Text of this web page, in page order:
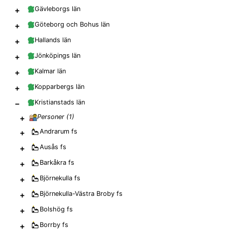
+ Gävleborgs län
+ Göteborg och Bohus län
+ Hallands län
+ Jönköpings län
+ Kalmar län
+ Kopparbergs län
− Kristianstads län
+ Personer (1)
+ Andrarum fs
+ Ausås fs
+ Barkåkra fs
+ Björnekulla fs
+ Björnekulla-Västra Broby fs
+ Bolshög fs
+ Borrby fs